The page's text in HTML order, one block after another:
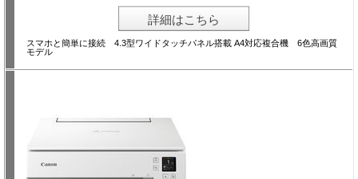
詳細はこちら
スマホと簡単に接続 4.3型ワイドタッチパネル搭載 A4対応複合機 6色高画質
モデル